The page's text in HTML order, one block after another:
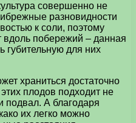
совершенно не
разновидности
к соли, поэтому
вдоль побережий – данная
губительную для них
храниться достаточно
плодов подходит не
подвал. А благодаря
их легко можно